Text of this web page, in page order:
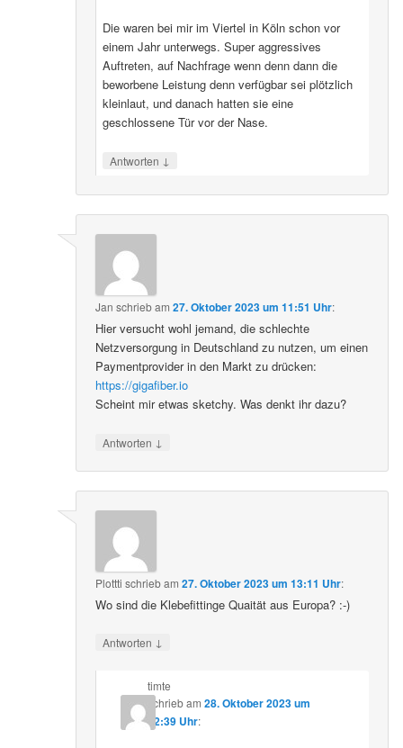
Die waren bei mir im Viertel in Köln schon vor
einem Jahr unterwegs. Super aggressives
Auftreten, auf Nachfrage wenn denn dann die
beworbene Leistung denn verfügbar sei plötzlich
kleinlaut, und danach hatten sie eine
geschlossene Tür vor der Nase.
Antworten ↓
Jan schriebam27. Oktober 2023 um 11:51 Uhr:
Hier versucht wohl jemand, die schlechte
Netzversorgung in Deutschland zu nutzen, um einen
Paymentprovider in den Markt zu drücken:
https://gigafiber.io
Scheint mir etwas sketchy. Was denkt ihr dazu?
Antworten ↓
Plottti schriebam27. Oktober 2023 um 13:11 Uhr:
Wo sind die Klebefittinge Quaität aus Europa? :-)
Antworten ↓
timte
schriebam 28. Oktober 2023 um
12:39 Uhr: